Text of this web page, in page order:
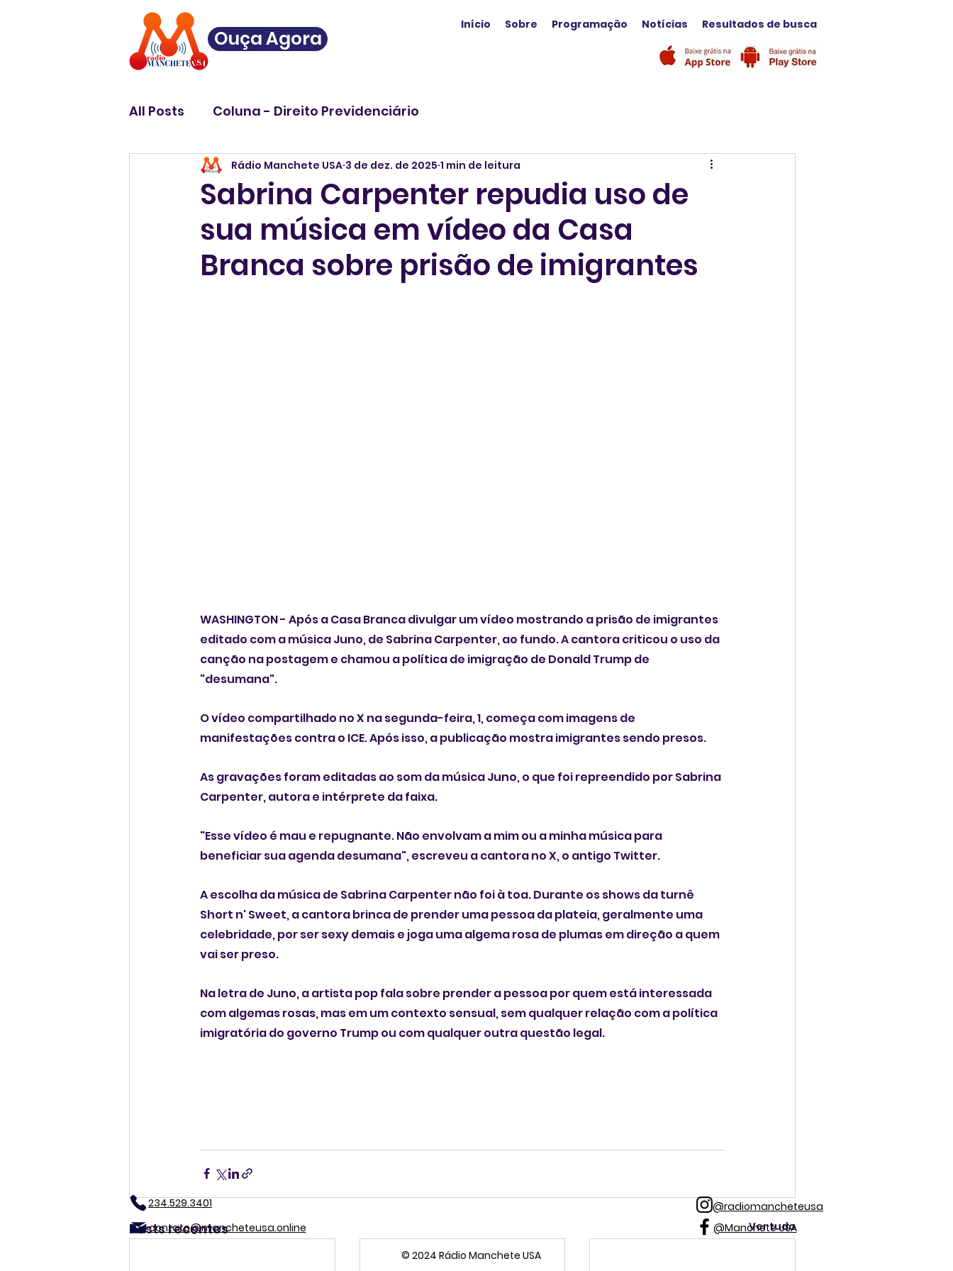
Ouça Agora
Início Sobre Programação Notícias Resultados de busca
All Posts Coluna - Direito Previdenciário
Sabrina Carpenter repudia uso de
sua música em vídeo da Casa
Branca sobre prisão de imigrantes
Rádio Manchete USA 3 de dez. de 2025 1 min de leitura
WASHINGTON - Após a Casa Branca divulgar um vídeo mostrando a prisão de imigrantes
editado com a música Juno, de Sabrina Carpenter, ao fundo. A cantora criticou o uso da
canção na postagem e chamou a política de imigração de Donald Trump de
"desumana".
O vídeo compartilhado no X na segunda-feira, 1, começa com imagens de
manifestações contra o ICE. Após isso, a publicação mostra imigrantes sendo presos.
As gravações foram editadas ao som da música Juno, o que foi repreendido por Sabrina
Carpenter, autora e intérprete da faixa.
"Esse vídeo é mau e repugnante. Não envolvam a mim ou a minha música para
beneficiar sua agenda desumana", escreveu a cantora no X, o antigo Twitter.
A escolha da música de Sabrina Carpenter não foi à toa. Durante os shows da turnê
Short n' Sweet, a cantora brinca de prender uma pessoa da plateia, geralmente uma
celebridade, por ser sexy demais e joga uma algema rosa de plumas em direção a quem
vai ser preso.
Na letra de Juno, a artista pop fala sobre prender a pessoa por quem está interessada
com algemas rosas, mas em um contexto sensual, sem qualquer relação com a política
imigratória do governo Trump ou com qualquer outra questão legal.
Posts recentes Ver tudo
234.529.3401
contato@mancheteusa.online
@radiomancheteusa
@Manchete USA
© 2024 Rádio Manchete USA